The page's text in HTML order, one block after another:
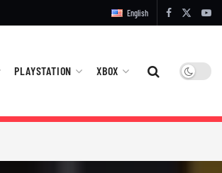
English
PLAYSTATION XBOX